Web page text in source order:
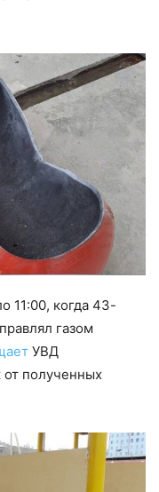
11:00, когда 43-
газом
УВД
от полученных